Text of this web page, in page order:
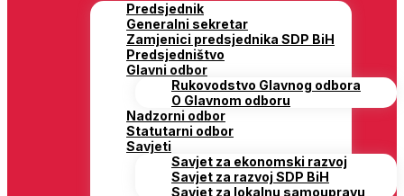
Predsjednik
Generalni sekretar
Zamjenici predsjednika SDP BiH
Predsjedništvo
Glavni odbor
Rukovodstvo Glavnog odbora
O Glavnom odboru
Nadzorni odbor
Statutarni odbor
Savjeti
Savjet za ekonomski razvoj
Savjet za razvoj SDP BiH
Savjet za lokalnu samoupravu